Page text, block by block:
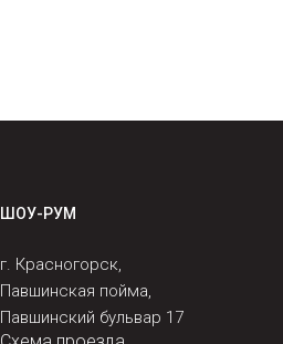
ШОУ-РУМ
г. Красногорск,
Павшинская пойма,
Павшинский бульвар 17